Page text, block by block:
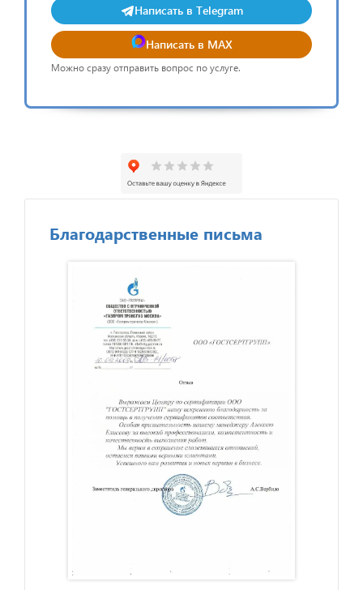
Написать в Telegram
Написать в MAX
Можно сразу отправить вопрос по услуге.
Благодарственные письма